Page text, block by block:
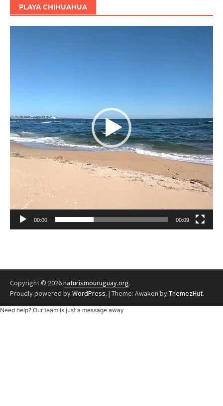
PLAYA CHIHUAHUA
00:00 00:09
Copyright © 2026naturismouruguay.org.
Proudly powered byWordPress. | Theme: Awaken byThemezHut.
Need help? Our team is just a message away